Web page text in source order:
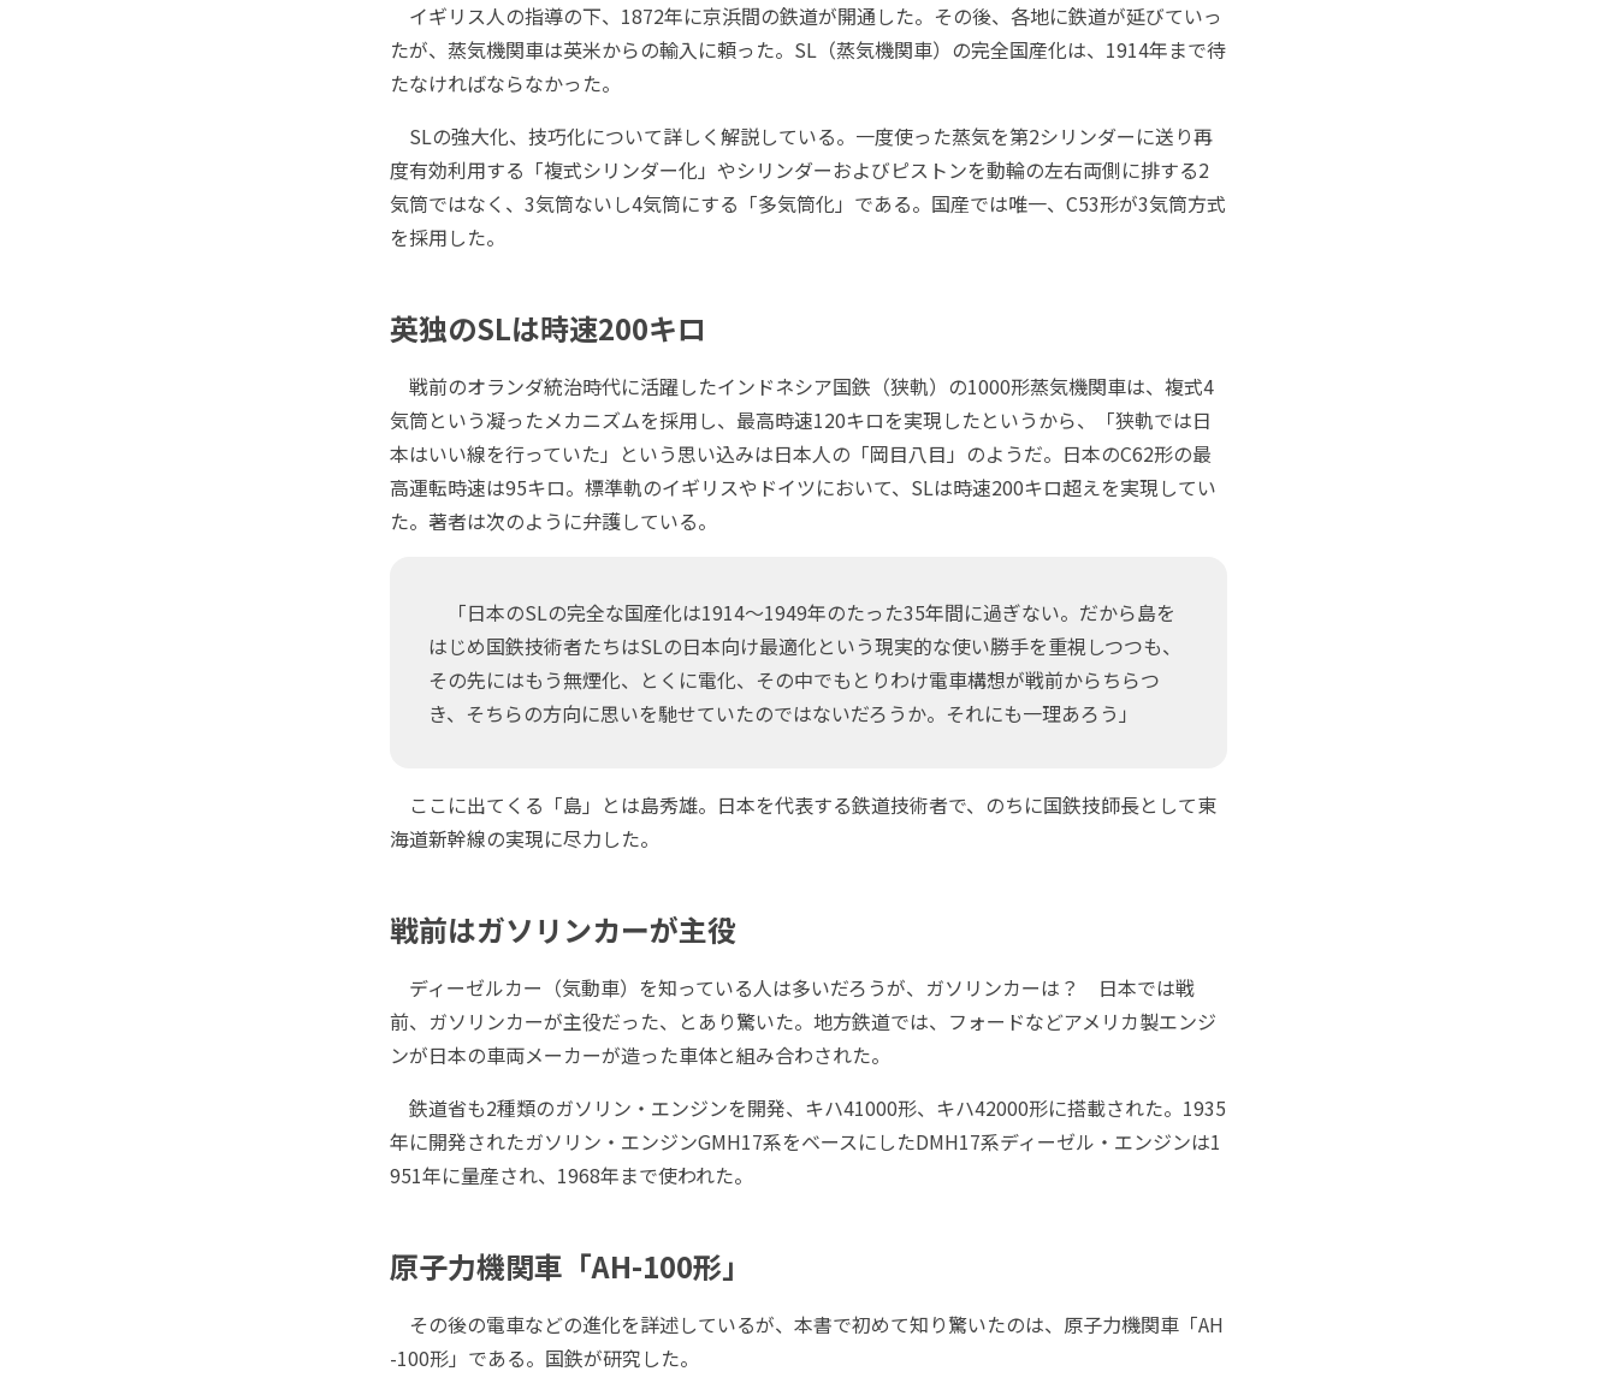
イギリス人の指導の下、1872年に京浜間の鉄道が開通した。その後、各地に鉄道が延びていっ
たが、蒸気機関車は英米からの輸入に頼った。SL（蒸気機関車）の完全国産化は、1914年まで待
たなければならなかった。
SLの強大化、技巧化について詳しく解説している。一度使った蒸気を第2シリンダーに送り再
度有効利用する「複式シリンダー化」やシリンダーおよびピストンを動輪の左右両側に排する2
気筒ではなく、3気筒ないし4気筒にする「多気筒化」である。国産では唯一、C53形が3気筒方式
を採用した。
英独のSLは時速200キロ
戦前のオランダ統治時代に活躍したインドネシア国鉄（狭軌）の1000形蒸気機関車は、複式4
気筒という凝ったメカニズムを採用し、最高時速120キロを実現したというから、「狭軌では日
本はいい線を行っていた」という思い込みは日本人の「岡目八目」のようだ。日本のC62形の最
高運転時速は95キロ。標準軌のイギリスやドイツにおいて、SLは時速200キロ超えを実現してい
た。著者は次のように弁護している。
「日本のSLの完全な国産化は1914～1949年のたった35年間に過ぎない。だから島を
はじめ国鉄技術者たちはSLの日本向け最適化という現実的な使い勝手を重視しつつも、
その先にはもう無煙化、とくに電化、その中でもとりわけ電車構想が戦前からちらつ
き、そちらの方向に思いを馳せていたのではないだろうか。それにも一理あろう」
ここに出てくる「島」とは島秀雄。日本を代表する鉄道技術者で、のちに国鉄技師長として東
海道新幹線の実現に尽力した。
戦前はガソリンカーが主役
ディーゼルカー（気動車）を知っている人は多いだろうが、ガソリンカーは？ 日本では戦
前、ガソリンカーが主役だった、とあり驚いた。地方鉄道では、フォードなどアメリカ製エンジ
ンが日本の車両メーカーが造った車体と組み合わされた。
鉄道省も2種類のガソリン・エンジンを開発、キハ41000形、キハ42000形に搭載された。1935
年に開発されたガソリン・エンジンGMH17系をベースにしたDMH17系ディーゼル・エンジンは1
951年に量産され、1968年まで使われた。
原子力機関車「AH-100形」
その後の電車などの進化を詳述しているが、本書で初めて知り驚いたのは、原子力機関車「AH
-100形」である。国鉄が研究した。